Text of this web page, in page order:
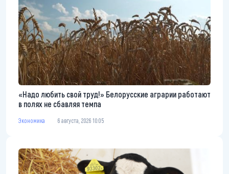
«Надо любить свой труд!» Белорусские аграрии работают
в полях не сбавляя темпа
Экономика 6 августа, 2026 10:05